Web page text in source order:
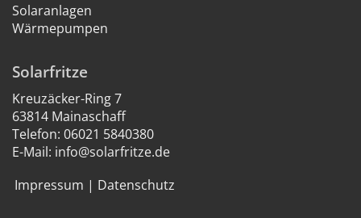
Solaranlagen
Wärmepumpen
Solarfritze
Kreuzäcker-Ring 7
63814 Mainaschaff
Telefon:06021 5840380
E-Mail: info@solarfritze.de
Impressum | Datenschutz